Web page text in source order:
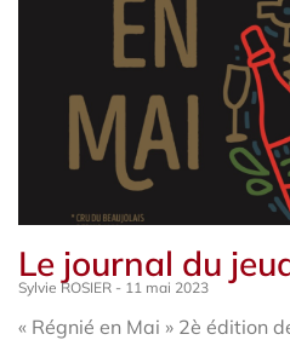
Le journal du
Sylvie ROSIER 11 mai 2023
« Régnié en Mai » 2è édition